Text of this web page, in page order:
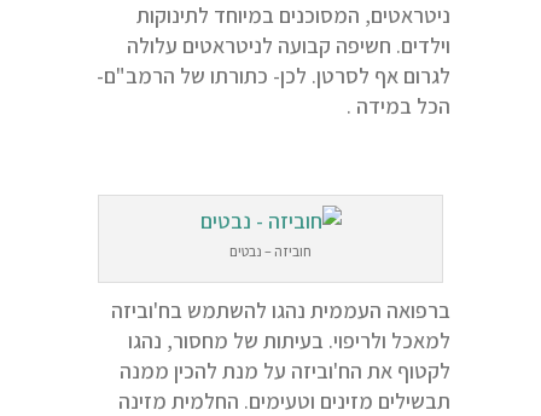
ניטראטים, המסוכנים במיוחד לתינוקות
וילדים. חשיפה קבועה לניטראטים עלולה
לגרום אף לסרטן. לכן- כתורתו של הרמב"ם-
הכל במידה .
חוביזה – נבטים
ברפואה העממית נהגו להשתמש בח'וביזה
למאכל ולריפוי. בעיתות של מחסור, נהגו
לקטוף את הח'וביזה על מנת להכין ממנה
תבשילים מזינים וטעימים. החלמית מזינה